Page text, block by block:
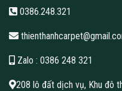
thảm trải sàn lót
0386.248.321
Zalo : 0386 248 321
208 lô đất dịch vụ, Khu đô